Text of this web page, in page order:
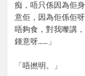
痴，唔只係因為佢
意佢，因為佢係佢
唔夠食，對我嚟講
鍾意呀……」
「唔撚明。」